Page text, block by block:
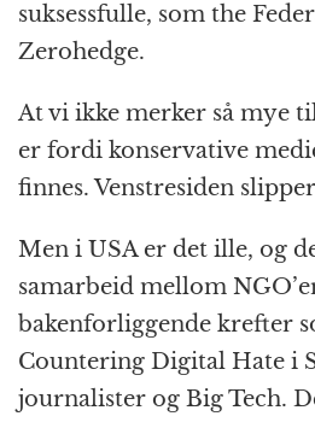
suksessfulle, som the
Zerohedge.
At vi ikke merker så mye
er fordi konservative
finnes. Venstresiden
Men i USA er det ille, og
samarbeid mellom
bakenforliggende krefter
Countering Digital Hate i
journalister og Big Tech.